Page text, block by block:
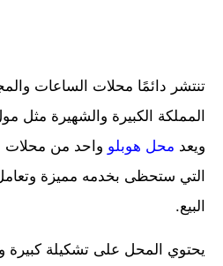
تنتشر دائمًا محلات الساعات
المملكة الكبيرة والشهيرة مثل
ويعد محل هوبلو واحد من محلات
التي ستحظى بخدمه مميزة
البيع.
يحتوي المحل على تشكيلة كبيرة